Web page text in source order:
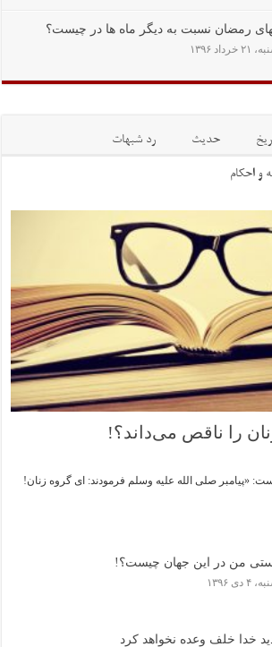
رمضان نسبت به دیگر ماه ها در چیست؟
۱۳۹۶
حدیث
رد شبهات
و احکام
را ناقص می‌داند؟!
«پیامبر صلی الله علیه وسلم فرمودند: ای گروه زنان!
من در این جهان چیست؟!
دی ۱۳۹۶
خدا خلف وعده نخواهد کرد